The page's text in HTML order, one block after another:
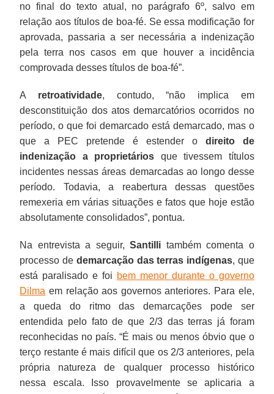
no final do texto atual, no parágrafo 6º, salvo em
relação aos títulos de boa-fé. Se essa modificação for
aprovada, passaria a ser necessária a indenização
pela terra nos casos em que houver a incidência
comprovada desses títulos de boa-fé”.
A retroatividade, contudo, “não implica em
desconstituição dos atos demarcatórios ocorridos no
período, o que foi demarcado está demarcado, mas o
que a PEC pretende é estender o direito de
indenização a proprietários que tivessem títulos
incidentes nessas áreas demarcadas ao longo desse
período. Todavia, a reabertura dessas questões
remexeria em várias situações e fatos que hoje estão
absolutamente consolidados”, pontua.
Na entrevista a seguir,Santilli também comenta o
processo de demarcação das terras indígenas, que
está paralisado e foi bem menor durante o governo
Dilma em relação aos governos anteriores. Para ele,
a queda do ritmo das demarcações pode ser
entendida pelo fato de que 2/3 das terras já foram
reconhecidas no país. “É mais ou menos óbvio que o
terço restante é mais difícil que os 2/3 anteriores, pela
própria natureza de qualquer processo histórico
nessa escala. Isso provavelmente se aplicaria a